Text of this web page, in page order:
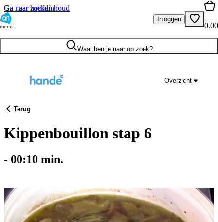
Ga naar hoofdinhoud
Ga naar zoeken
menu
Inloggen
0.00
Waar ben je naar op zoek?
Overzicht
Terug
Kippenbouillon stap 6
- 00:10 min.